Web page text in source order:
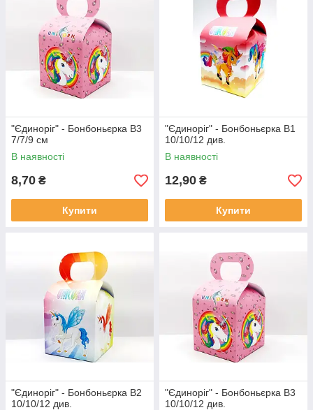
"Єдиноріг" - Бонбоньєрка В3
7/7/9 см
В наявності
8,70 ₴
Купити
"Єдиноріг" - Бонбоньєрка В1
10/10/12 див.
В наявності
12,90 ₴
Купити
"Єдиноріг" - Бонбоньєрка В2
10/10/12 див.
"Єдиноріг" - Бонбоньєрка В3
10/10/12 див.